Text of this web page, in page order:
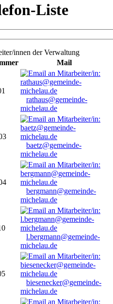
Liste
innen der Verwaltung
Mail
rathaus@gemeinde-
michelau.de
baetz@gemeinde-
michelau.de
bergmann@gemeinde-
michelau.de
l.bergmann@gemeinde-
michelau.de
biesenecker@gemeinde-
michelau.de